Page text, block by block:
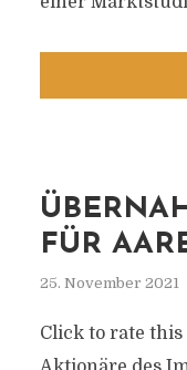
FÜR
25. November 2021
Click to rate this